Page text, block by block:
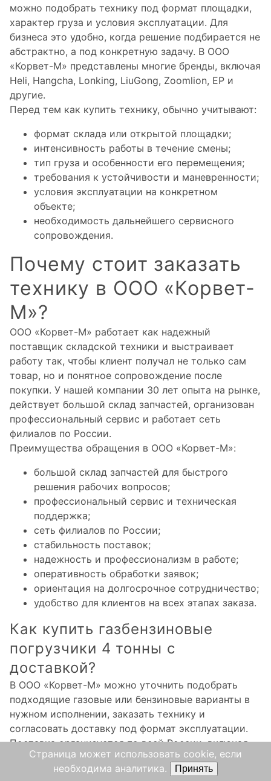
можно подобрать технику под формат площадки,
характер груза и условия эксплуатации. Для
бизнеса это удобно, когда решение подбирается не
абстрактно, а под конкретную задачу. В ООО
«Корвет-М» представлены многие бренды, включая
Heli, Hangcha, Lonking, LiuGong, Zoomlion, EP и
другие.
Перед тем как купить технику, обычно учитывают:
формат склада или открытой площадки;
интенсивность работы в течение смены;
тип груза и особенности его перемещения;
требования к устойчивости и маневренности;
условия эксплуатации на конкретном
объекте;
необходимость дальнейшего сервисного
сопровождения.
Почему стоит заказать
технику в ООО «Корвет-
М»?
ООО «Корвет-М» работает как надежный
поставщик складской техники и выстраивает
работу так, чтобы клиент получал не только сам
товар, но и понятное сопровождение после
покупки. У нашей компании 30 лет опыта на рынке,
действует большой склад запчастей, организован
профессиональный сервис и работает сеть
филиалов по России.
Преимущества обращения в ООО «Корвет-М»:
большой склад запчастей для быстрого
решения рабочих вопросов;
профессиональный сервис и техническая
поддержка;
сеть филиалов по России;
стабильность поставок;
надежность и профессионализм в работе;
оперативность обработки заявок;
ориентация на долгосрочное сотрудничество;
удобство для клиентов на всех этапах заказа.
Как купить газбензиновые
погрузчики 4 тонны с
доставкой?
В ООО «Корвет-М» можно уточнить подобрать
подходящие газовые или бензиновые варианты в
нужном исполнении, заказать технику и
согласовать доставку под формат эксплуатации.
Поставка организуется по всей России, включая
Москву и Московскую область. Это удобно, если
нужен один партнер и для покупки, и для
Страница может использовать cookie, если
необходима аналитика.
Принять